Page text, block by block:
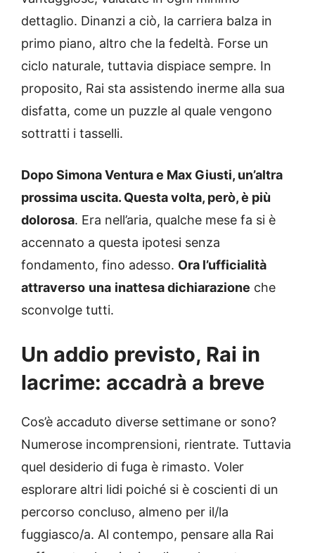
dettaglio. Dinanzi a ciò, la carriera balza in
primo piano, altro che la fedeltà. Forse un
ciclo naturale, tuttavia dispiace sempre. In
proposito, Rai sta assistendo inerme alla sua
disfatta, come un puzzle al quale vengono
sottratti i tasselli.
Dopo Simona Ventura e Max Giusti, un’altra
prossima uscita. Questa volta, però, è più
dolorosa. Era nell’aria, qualche mese fa si è
accennato a questa ipotesi senza
fondamento, fino adesso. Ora l’ufficialità
attraverso una inattesa dichiarazione che
sconvolge tutti.
Un addio previsto, Rai in
lacrime: accadrà a breve
Cos’è accaduto diverse settimane or sono?
Numerose incomprensioni, rientrate. Tuttavia
quel desiderio di fuga è rimasto. Voler
esplorare altri lidi poiché si è coscienti di un
percorso concluso, almeno per il/la
fuggiasco/a. Al contempo, pensare alla Rai